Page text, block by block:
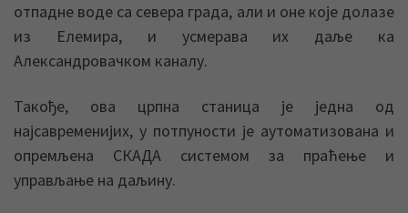
отпадне воде са севера града, али и оне које долазе
из Елемира, и усмерава их даље ка
Александровачком каналу.
Такође, ова црпна станица је једна од
најсавременијих, у потпуности је аутоматизована и
опремљена СКАДА системом за праћење и
управљање на даљину.